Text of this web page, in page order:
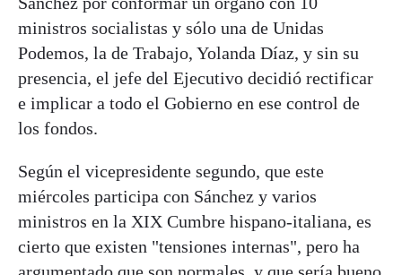
ministros socialistas y sólo una de Unidas
Podemos, la de Trabajo, Yolanda Díaz, y sin su
presencia, el jefe del Ejecutivo decidió rectificar
e implicar a todo el Gobierno en ese control de
los fondos.
Según el vicepresidente segundo, que este
miércoles participa con Sánchez y varios
ministros en la XIX Cumbre hispano-italiana, es
cierto que existen "tensiones internas", pero ha
argumentado que son normales, y que sería bueno